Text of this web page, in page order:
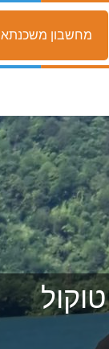
מחשבון משכנתא